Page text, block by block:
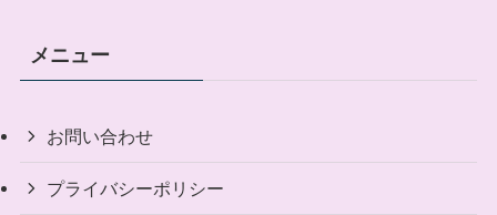
メニュー
お問い合わせ
プライバシーポリシー